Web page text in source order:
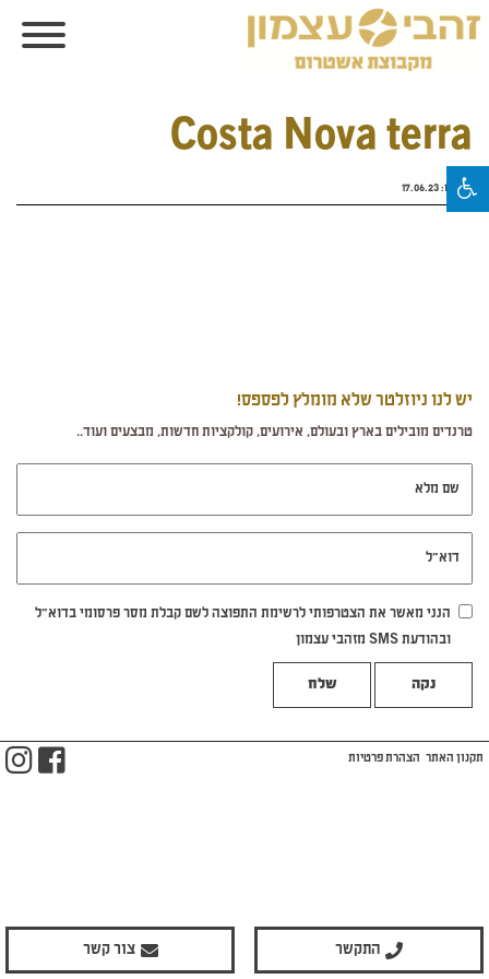
Costa Nova terra
פורסם:17.06.23
יש לנו ניוזלטר שלא מומלץ לפספס!
טרנדים מובילים בארץ ובעולם, אירועים, קולקציות חדשות, מבצעים ועוד..
הנני מאשר את הצטרפותי לרשימת התפוצה לשם קבלת מסר פרסומי בדוא"ל
ובהודעת SMS מזהבי עצמון
נקה
התקשר צור קשר
תקנון האתר הצהרת פרטיות